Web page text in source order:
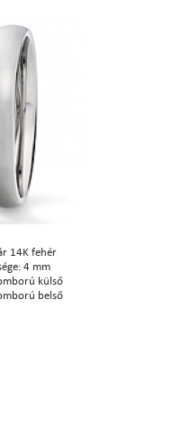
14K fehér
4 mm
külső
belső